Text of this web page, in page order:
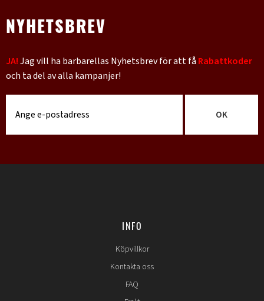
NYHETSBREV
JA!Jag vill ha barbarellas Nyhetsbrev för att fåRabattkoder
och ta del av alla kampanjer!
OK
INFO
Köpvillkor
Kontakta oss
FAQ